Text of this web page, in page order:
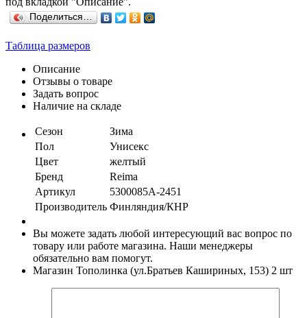
Поделиться…
Таблица размеров
Описание
Отзывы о товаре
Задать вопрос
Наличие на складе
Сезон
Зима
Пол
Унисекс
Цвет
желтый
Бренд
Reima
Артикул
5300085А-2451
Производитель Финляндия/КНР
Вы можете задать любой интересующий вас вопрос по
товару или работе магазина. Наши менеджеры
обязательно вам помогут.
Магазин Тополинка (ул.Братьев Кашириных, 153) 2 шт